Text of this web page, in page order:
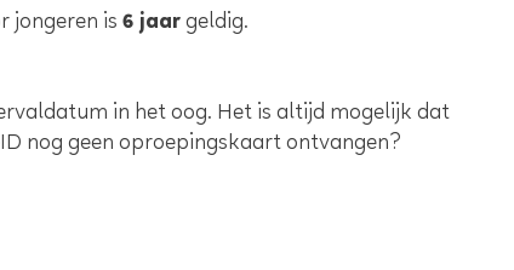
jongeren is 6 jaargeldig.
in het oog. Het is altijd mogelijk dat
nog geen oproepingskaart ontvangen?